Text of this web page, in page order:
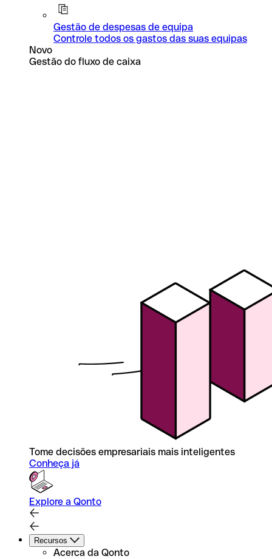
Gestão de despesas de equipa
Controle todos os gastos das suas equipas
Novo
Gestão do fluxo de caixa
Tome decisões empresariais mais inteligentes
Conheça já
Explore a Qonto
Recursos
Acerca da Qonto